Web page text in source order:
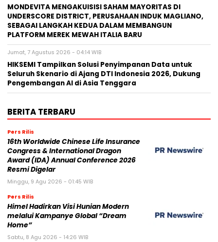
MONDEVITA MENGAKUISISI SAHAM MAYORITAS DI
UNDERSCORE DISTRICT, PERUSAHAAN INDUK MAGLIANO,
SEBAGAI LANGKAH KEDUA DALAM MEMBANGUN
PLATFORM MEREK MEWAH ITALIA BARU
Jumat, 7 Agustus 2026 - 04:14 WIB
HIKSEMI Tampilkan Solusi Penyimpanan Data untuk
Seluruh Skenario di Ajang DTI Indonesia 2026, Dukung
Pengembangan AI di Asia Tenggara
BERITA TERBARU
Pers Rilis
16th Worldwide Chinese Life Insurance
Congress & International Dragon
Award (IDA) Annual Conference 2026
Resmi Digelar
Minggu, 9 Agu 2026 - 01:45 WIB
Pers Rilis
Himel Hadirkan Visi Hunian Modern
melalui Kampanye Global “Dream
Home”
Sabtu, 8 Agu 2026 - 14:26 WIB